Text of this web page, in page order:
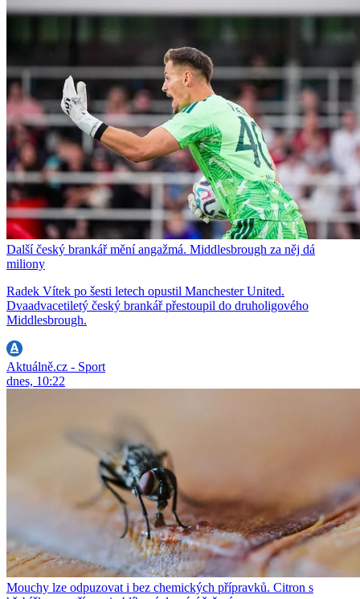
Další český brankář mění angažmá. Middlesbrough za něj dá
miliony
Radek Vítek po šesti letech opustil Manchester United.
Dvaadvacetiletý český brankář přestoupil do druholigového
Middlesbrough.
Aktuálně.cz - Sport
dnes, 10:22
Mouchy lze odpuzovat i bez chemických přípravků. Citron s